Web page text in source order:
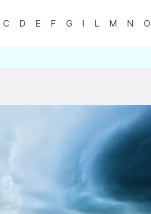
C D E F G I L M N O